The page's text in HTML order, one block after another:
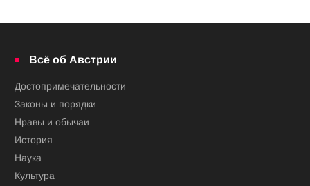
Всё об Австрии
Достопримечательности
Законы и порядки
Нравы и обычаи
История
Наука
Культура